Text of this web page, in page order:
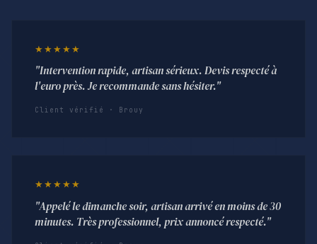
★★★★★
"Intervention rapide, artisan sérieux. Devis respecté à
l'euro près. Je recommande sans hésiter."
Client vérifié · Brouy
★★★★★
"Appelé le dimanche soir, artisan arrivé en moins de 30
minutes. Très professionnel, prix annoncé respecté."